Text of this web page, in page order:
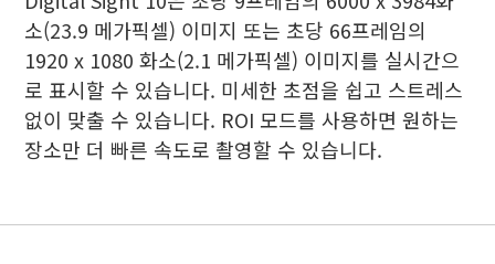
소(23.9 메가픽셀) 이미지 또는 초당 66프레임의
1920 x 1080 화소(2.1 메가픽셀) 이미지를 실시간으
로 표시할 수 있습니다. 미세한 초점을 쉽고 스트레스
없이 맞출 수 있습니다. ROI 모드를 사용하면 원하는
장소만 더 빠른 속도로 촬영할 수 있습니다.